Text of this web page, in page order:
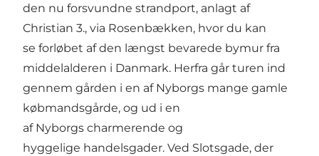
den nu forsvundne strandport, anlagt af
Christian 3., via Rosenbækken, hvor du kan
se forløbet af den længst bevarede bymur fra
middelalderen i Danmark. Herfra går turen ind
gennem gården i en af Nyborgs mange gamle
købmandsgårde, og ud i en
af Nyborgs charmerende og
hyggelige handelsgader. Ved Slotsgade, der